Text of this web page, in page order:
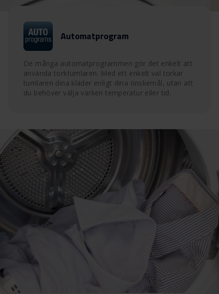
Automatprogram
De många automatprogrammen gör det enkelt att
använda torktumlaren. Med ett enkelt val torkar
tumlaren dina kläder enligt dina önskemål, utan att
du behöver välja varken temperatur eller tid.